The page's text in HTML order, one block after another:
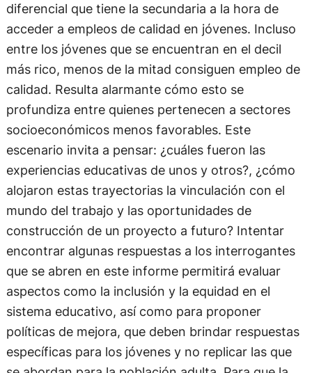
diferencial que tiene la secundaria a la hora de
acceder a empleos de calidad en jóvenes. Incluso
entre los jóvenes que se encuentran en el decil
más rico, menos de la mitad consiguen empleo de
calidad. Resulta alarmante cómo esto se
profundiza entre quienes pertenecen a sectores
socioeconómicos menos favorables. Este
escenario invita a pensar: ¿cuáles fueron las
experiencias educativas de unos y otros?, ¿cómo
alojaron estas trayectorias la vinculación con el
mundo del trabajo y las oportunidades de
construcción de un proyecto a futuro? Intentar
encontrar algunas respuestas a los interrogantes
que se abren en este informe permitirá evaluar
aspectos como la inclusión y la equidad en el
sistema educativo, así como para proponer
políticas de mejora, que deben brindar respuestas
específicas para los jóvenes y no replicar las que